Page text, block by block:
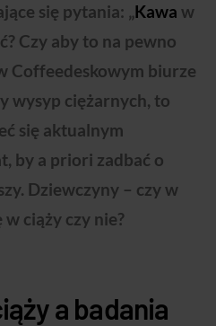
się pytania: „Kawa w
Czy aby to na pewno
Coffeedeskowym biurze
wysyp ciężarnych, to
się aktualnym
by a priori zadbać o
Dziewczyny – czy w
ciąży czy nie?
a badania